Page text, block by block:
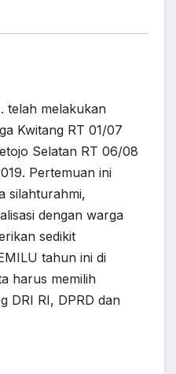
telah melakukan
Kwitang RT 01/07
Selatan RT 06/08
Pertemuan ini
silahturahmi,
dengan warga
sedikit
tahun ini di
harus memilih
DRI RI, DPRD dan